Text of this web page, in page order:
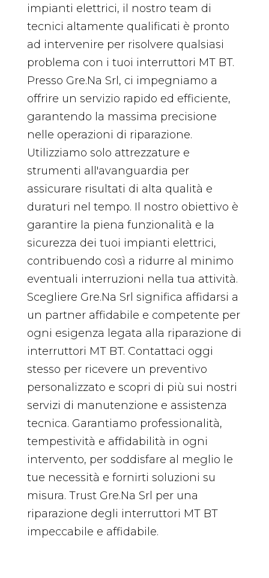
impianti elettrici, il nostro team di
tecnici altamente qualificati è pronto
ad intervenire per risolvere qualsiasi
problema con i tuoi interruttori MT BT.
Presso Gre.Na Srl, ci impegniamo a
offrire un servizio rapido ed efficiente,
garantendo la massima precisione
nelle operazioni di riparazione.
Utilizziamo solo attrezzature e
strumenti all'avanguardia per
assicurare risultati di alta qualità e
duraturi nel tempo. Il nostro obiettivo è
garantire la piena funzionalità e la
sicurezza dei tuoi impianti elettrici,
contribuendo così a ridurre al minimo
eventuali interruzioni nella tua attività.
Scegliere Gre.Na Srl significa affidarsi a
un partner affidabile e competente per
ogni esigenza legata alla riparazione di
interruttori MT BT. Contattaci oggi
stesso per ricevere un preventivo
personalizzato e scopri di più sui nostri
servizi di manutenzione e assistenza
tecnica. Garantiamo professionalità,
tempestività e affidabilità in ogni
intervento, per soddisfare al meglio le
tue necessità e fornirti soluzioni su
misura. Trust Gre.Na Srl per una
riparazione degli interruttori MT BT
impeccabile e affidabile.